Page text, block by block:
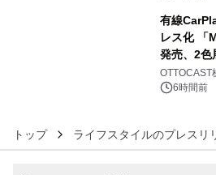
有線
レス化 「
発売、2色
OTTOCAST
6時間前
トップ ライフスタイルのプレスリ